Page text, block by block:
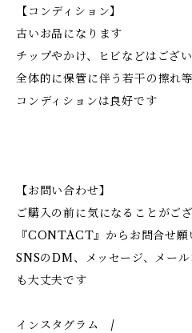
【コンディション】
古いお品になります
チップやかけ、ヒビなどはござ
全体的に保管に伴う若干の擦れ
コンディションは良好です
【お問い合わせ】
ご購入の前に気になることがご
『CONTACT』からお問合せ願
SNSのDM、メッセージ、メー
も大丈夫です
インスタグラム /